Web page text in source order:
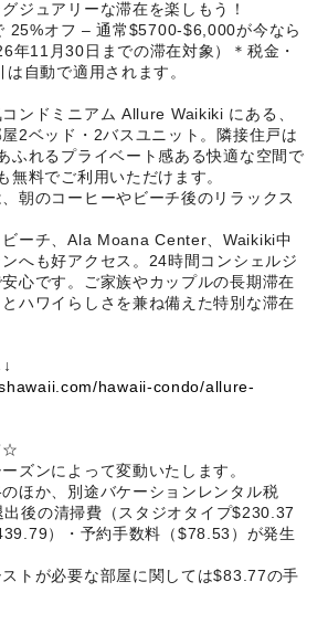
ジュアリーな滞在を楽しもう！
25%オフ – 通常$5700-$6,000が今なら
11月30日までの滞在対象）＊税金・
自動で適用されます。
ンドミニアム Allure Waikiki にある、
2ベッド・2バスユニット。隣接住戸は
ふれるプライベート感ある快適な空間で
無料でご利用いただけます。
朝のコーヒーやビーチ後のリラックス
ーチ、Ala Moana Center、Waikiki中
へも好アクセス。24時間コンシェルジ
心です。ご家族やカップルの長期滞在
ハワイらしさを兼ね備えた特別な滞在
hawaii-condo/allure-
☆
ズンによって変動いたします。
ほか、別途バケーションレンタル税
出後の清掃費（スタジオタイプ$230.37
）・予約手数料（$78.53）が発生
ストが必要な部屋に関しては$83.77の手